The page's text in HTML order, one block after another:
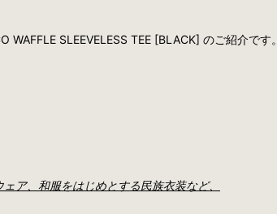
SLEEVELESS TEE [BLACK] のご紹介です。
ア、和服をはじめとする民族衣装など、